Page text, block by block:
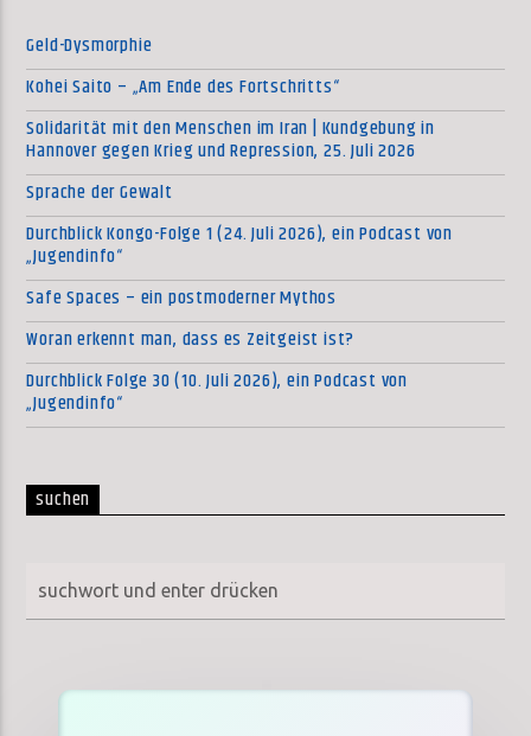
Geld-Dysmorphie
Kohei Saito – „Am Ende des Fortschritts“
Solidarität mit den Menschen im Iran | Kundgebung in
Hannover gegen Krieg und Repression, 25. Juli 2026
Sprache der Gewalt
Durchblick Kongo-Folge 1 (24. Juli 2026), ein Podcast von
„Jugendinfo“
Safe Spaces – ein postmoderner Mythos
Woran erkennt man, dass es Zeitgeist ist?
Durchblick Folge 30 (10. Juli 2026), ein Podcast von
„Jugendinfo“
suchen